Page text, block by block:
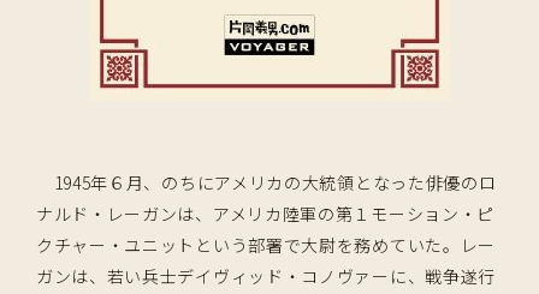
1945年６月、のちにアメリカの大統領となった俳優のロ
ナルド・レーガンは、アメリカ陸軍の第１モーション・ピ
クチャー・ユニットという部署で大尉を務めていた。レー
ガンは、若い兵士デイヴィッド・コノヴァーに、戦争遂行